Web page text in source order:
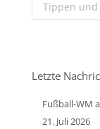
Letzte
Fußball-WM
21. Juli 2026